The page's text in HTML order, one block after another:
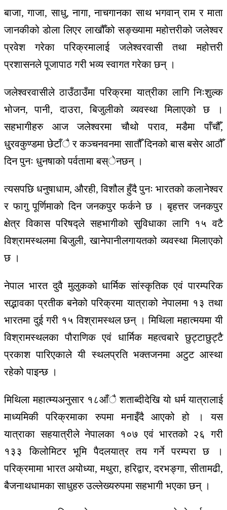
बाजा, गाजा, साधु, नागा, नाचगानका साथ भगवान् राम र माता
जानकीको डोला लिएर लाखौँको सङ्ख्यामा महोत्तरीको जलेश्वर
प्रवेश गरेका परिक्रमालाई जलेश्वरवासी तथा महोत्तरी
प्रशासनले पूजापाठ गरी भव्य स्वागत गरेका छन् ।
जलेश्वरवासीले ठाउँठाउँमा परिक्रमा यात्रीका लागि निःशुल्क
भोजन, पानी, दाउरा, बिजुलीको व्यवस्था मिलाएको छ ।
सहभागीहरु आज जलेश्वरमा चौथो पराव, मडैमा पाँचौँ,
धु्रवकुण्डमा छेटाँै र कञ्चनवनमा सातौँ दिनको बास बसेर आठौँ
दिन पुनः धुनषाको पर्वतामा बस्ेनछन् ।
त्यसपछि धनुषाधाम, औरही, विशौल हुँदै पुनः भारतको कलानेश्वर
र फागु पूर्णिमाको दिन जनकपुर फर्कने छ । बृहत्तर जनकपुर
क्षेत्र विकास परिषद्ले सहभागीको सुविधाका लागि १५ वटै
विश्रामस्थलमा बिजुली, खानेपानीलगायतको व्यवस्था मिलाएको
छ ।
नेपाल भारत दुवै मुलुकको धार्मिक सांस्कृतिक एवं पारम्परिक
सद्भावका प्रतीक बनेको परिक्रमा यात्राको नेपालमा १३ तथा
भारतमा दुई गरी १५ विश्रामस्थल छन् । मिथिला महात्मयमा यी
विश्रामस्थलका पौराणिक एवं धार्मिक महत्वबारे छुट्टाछुट्टै
प्रकाश पारिएकाले यी स्थलप्रति भक्तजनमा अटुट आस्था
रहेको पाइन्छ ।
मिथिला महात्म्यअनुसार १८आँै शताब्दीदेखि यो धर्म यात्रालाई
माध्यमिकी परिक्रमाका रुपमा मनाइँदै आएको हो । यस
यात्राका सहयात्रीले नेपालका १०७ एवं भारतको २६ गरी
१३३ किलोमिटर भूमि पैदलयात्र तय गर्ने परम्परा छ ।
परिक्रमामा भारत अयोध्या, मथुरा, हरिद्वार, दरभङ्गा, सीतामढी,
बैजनाथधामका साधुहरु उल्लेख्यरुपमा सहभागी भएका छन् ।